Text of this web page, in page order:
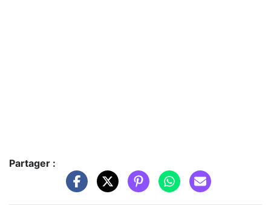
Partager :